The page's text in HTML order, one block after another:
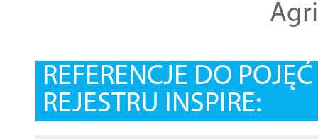
REFERENCJE DO
REJESTRU INSPIRE: